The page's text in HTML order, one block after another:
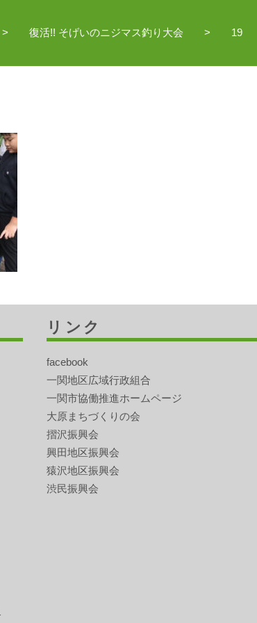
復活!! そげいのニジマス釣り大会 19
リンク
facebook
一関地区広域行政組合
一関市協働推進ホームページ
大原まちづくりの会
摺沢振興会
興田地区振興会
猿沢地区振興会
渋民振興会